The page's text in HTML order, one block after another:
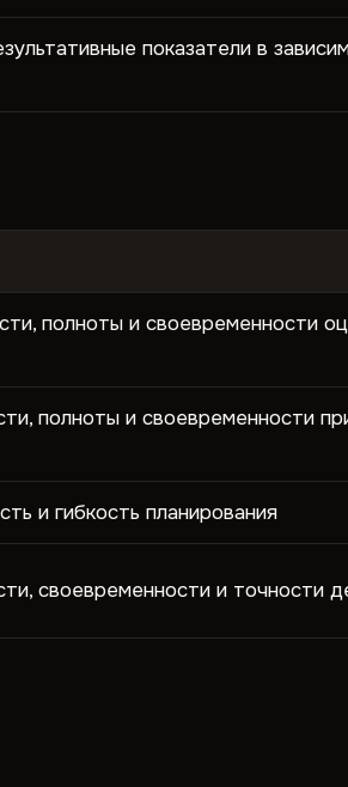
показатели в
полноты и своевременности
полноты и своевременности
и гибкость планирования
своевременности и точности